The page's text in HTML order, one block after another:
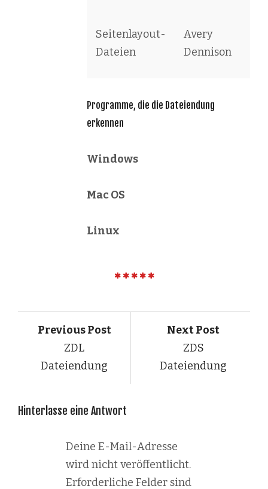
Seitenlayout-
Dateien
Avery
Dennison
Programme, die die Dateiendung
erkennen
Windows
Mac OS
Linux
Previous Post
ZDL
Dateiendung
Next Post
ZDS
Dateiendung
Hinterlasse eine Antwort
Deine E-Mail-Adresse
wird nicht veröffentlicht.
Erforderliche Felder sind